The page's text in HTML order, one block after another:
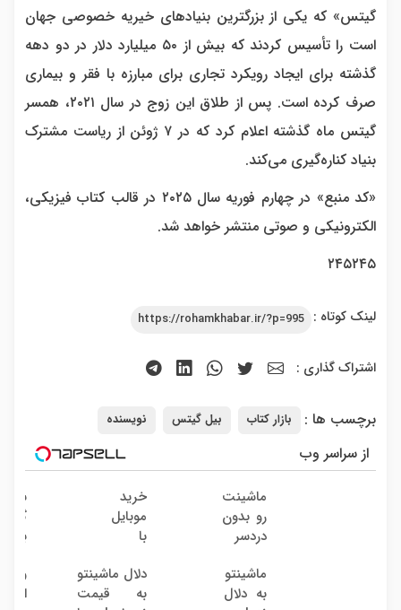
گیتس» که یکی از بزرگترین بنیادهای خیریه خصوصی جهان
است را تأسیس کردند که بیش از ۵۰ میلیارد دلار در دو دهه
گذشته برای ایجاد رویکرد تجاری برای مبارزه با فقر و بیماری
صرف کرده است. پس از طلاق این زوج در سال ۲۰۲۱، همسر
گیتس ماه گذشته اعلام کرد که در ۷ ژوئن از ریاست مشترک
بنیاد کناره‌گیری می‌کند.
«کد منبع»‌ در چهارم فوریه سال ۲۰۲۵ در قالب کتاب فیزیکی،
الکترونیکی و صوتی منتشر خواهد شد.
۲۴۵۲۴۵
لینک کوتاه : https://rohamkhabar.ir/?p=995
اشتراک گذاری :
برچسب ها : بازار کتاب بیل گیتس نویسنده
از سراسر وب
ماشینت
رو بدون
دردسر
| بدون
کمسیون
خرید
موبایل
با
پی |
بدون
با
38
ماشینتو
به دلال
دلال ماشینتو
به قیمت